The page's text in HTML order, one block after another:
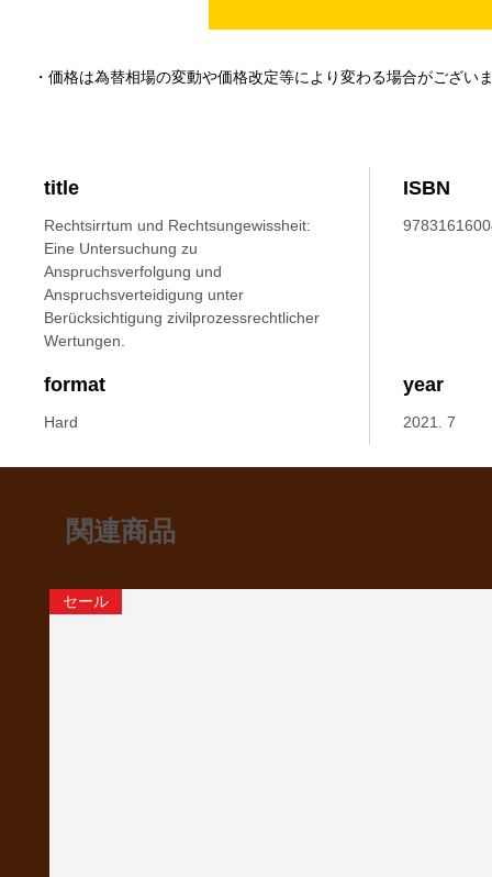
title
Rechtsirrtum und Rechtsungewissheit:
Eine Untersuchung zu
Anspruchsverfolgung und
Anspruchsverteidigung unter
Berücksichtigung zivilprozessrechtlicher
Wertungen.
ISBN
format
Hard
year
2021. 7
・価格は為替相場の変動や価格改定等により変わる場合がござい
関連商品
セール